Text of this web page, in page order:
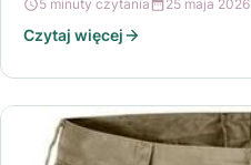
5 minuty czytania 25 maja 2026
Czytaj więcej